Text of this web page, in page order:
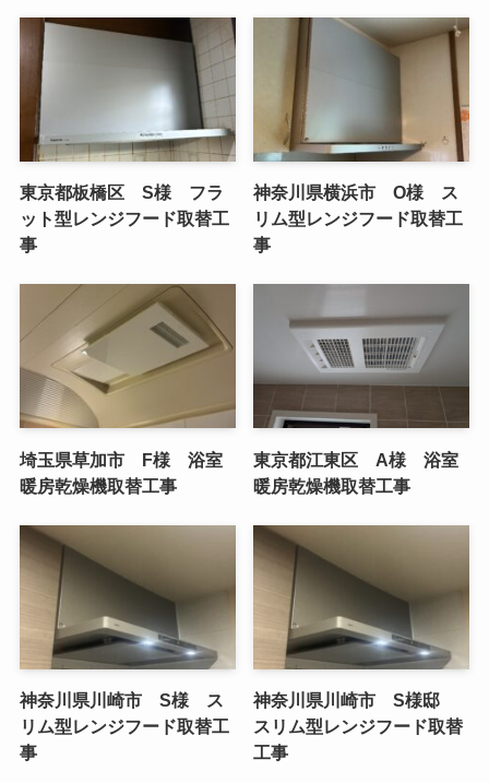
東京都板橋区 S様 フラ
ット型レンジフード取替工
事
神奈川県横浜市 O様 ス
リム型レンジフード取替工
事
埼玉県草加市 F様 浴室
暖房乾燥機取替工事
東京都江東区 A様 浴室
暖房乾燥機取替工事
神奈川県川崎市 S様 ス
リム型レンジフード取替工
事
神奈川県川崎市 S様邸
スリム型レンジフード取替
工事